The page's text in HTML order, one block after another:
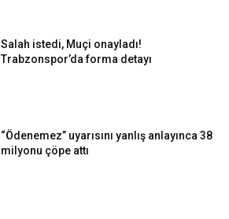
Salah istedi, Muçi onayladı!
Trabzonspor’da forma detayı
“Ödenemez” uyarısını yanlış anlayınca 38
milyonu çöpe attı